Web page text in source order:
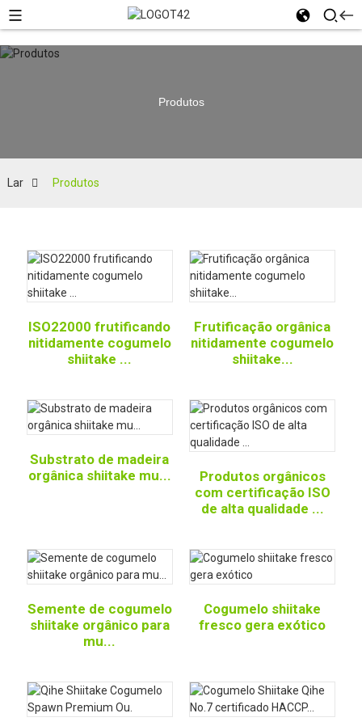
Produtos
Lar Produtos
ISO22000 frutificando
nitidamente cogumelo
shiitake ...
Frutificação orgânica
nitidamente cogumelo
shiitake...
Substrato de madeira
orgânica shiitake mu...
Produtos orgânicos
com certificação ISO
de alta qualidade ...
Semente de cogumelo
shiitake orgânico para
mu...
Cogumelo shiitake
fresco gera exótico